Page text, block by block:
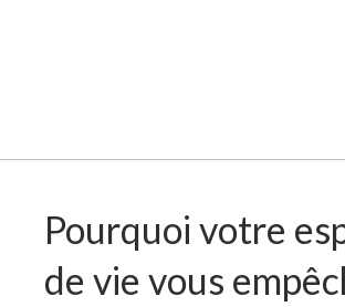
Pourquoi votre
de vie vous